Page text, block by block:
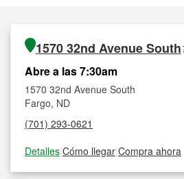
1570 32nd Avenue South
Abre a las 7:30am
1570 32nd Avenue South
Fargo, ND
(701) 293-0621
Detalles|Cómo llegar|Compra ahora